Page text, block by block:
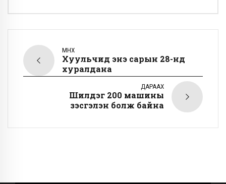
ӨМНӨХ
Хуульчид энэ сарын 28-нд
хуралдана
ДАРААХ
Шилдэг 200 машины
үзэсгэлэн болж байна